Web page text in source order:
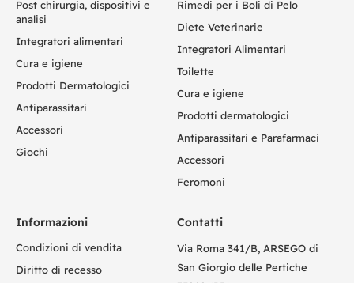
Post chirurgia, dispositivi e
analisi
Integratori alimentari
Cura e igiene
Prodotti Dermatologici
Antiparassitari
Accessori
Giochi
Rimedi per i Boli di Pelo
Diete Veterinarie
Integratori Alimentari
Toilette
Cura e igiene
Prodotti dermatologici
Antiparassitari e Parafarmaci
Accessori
Feromoni
Informazioni
Condizioni di vendita
Diritto di recesso
Contatti
Via Roma 341/B, ARSEGO di
San Giorgio delle Pertiche